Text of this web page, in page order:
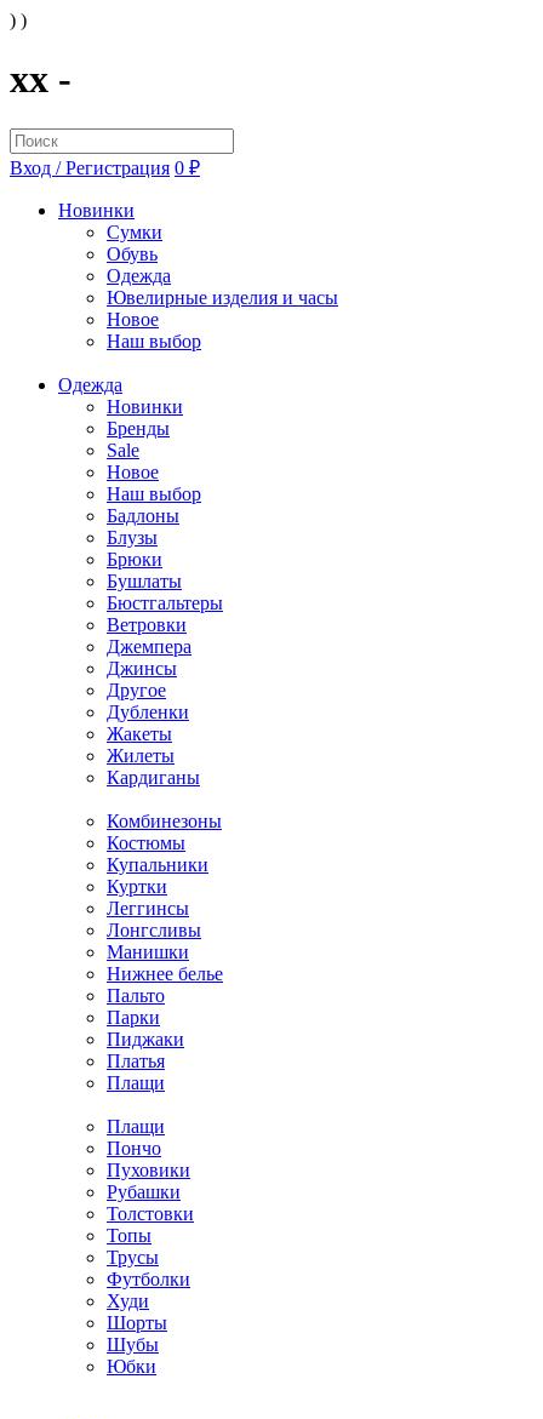
) )
xx -
Вход / Регистрация 0 ₽
Новинки
Сумки
Обувь
Одежда
Ювелирные изделия и часы
Новое
Наш выбор
Одежда
Новинки
Бренды
Sale
Новое
Наш выбор
Бадлоны
Блузы
Брюки
Бушлаты
Бюстгальтеры
Ветровки
Джемпера
Джинсы
Другое
Дубленки
Жакеты
Жилеты
Кардиганы
Комбинезоны
Костюмы
Купальники
Куртки
Леггинсы
Лонгсливы
Манишки
Нижнее белье
Пальто
Парки
Пиджаки
Платья
Плащи
Плащи
Пончо
Пуховики
Рубашки
Толстовки
Топы
Трусы
Футболки
Худи
Шорты
Шубы
Юбки